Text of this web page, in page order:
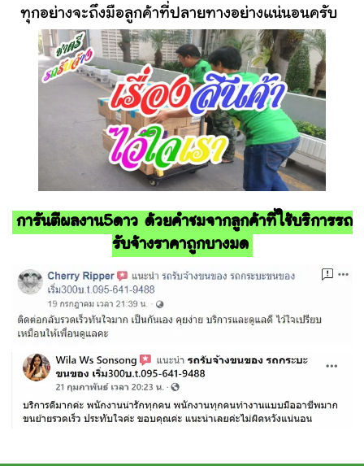
ทุกอย่างจะถึงมือลูกค้าที่ปลายทางอย่างแน่นอนครับ
การันตีผลงาน5ดาว ด้วยคำชมจากลูกค้าที่ใช้บริการรถ
รับจ้างราคาถูกบางมด